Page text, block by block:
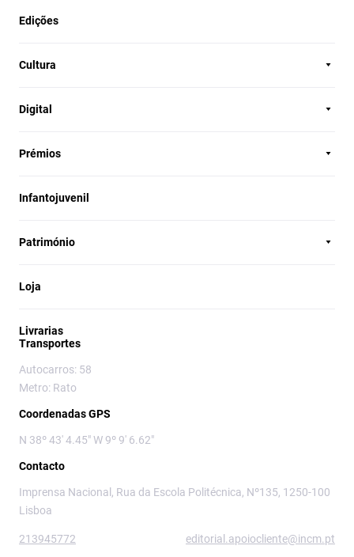
Edições
Cultura
Digital
Prémios
Infantojuvenil
Património
Loja
Livrarias
Transportes
Autocarros: 58
Metro: Rato
Coordenadas GPS
N 38º 43' 4.45" W 9º 9' 6.62"
Contacto
Imprensa Nacional, Rua da Escola Politécnica, Nº135, 1250-100
Lisboa
213945772 editorial.apoiocliente@incm.pt